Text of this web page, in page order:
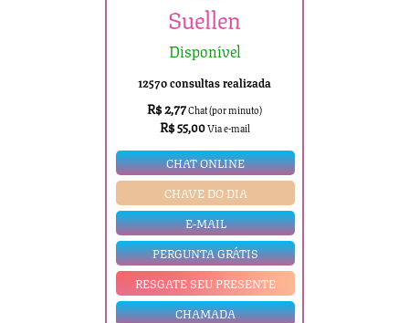
Suellen
Disponível
12570 consultas realizada
R$ 2,77Chat (por minuto)
R$ 55,00Via e-mail
CHAT ONLINE
CHAVE DO DIA
E-MAIL
PERGUNTA GRÁTIS
RESGATE SEU PRESENTE
CHAMADA